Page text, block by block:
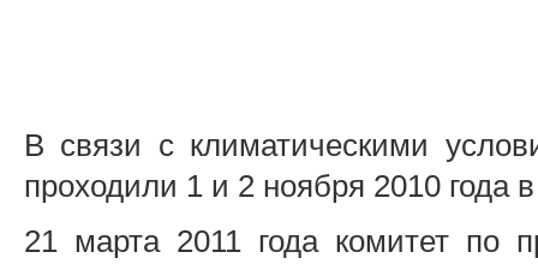
В связи с климатическими
проходили 1 и 2 ноября 2010 года в
21 марта 2011 года комитет по